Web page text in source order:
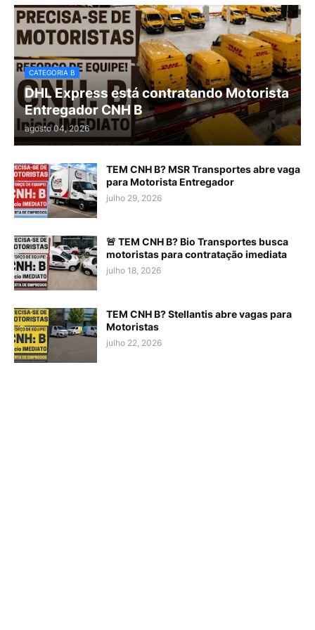
CATEGORIA B
DHL Express está contratando Motorista
Entregador CNH B
agosto 04, 2026
TEM CNH B? MSR Transportes abre vaga
para Motorista Entregador
julho 29, 2026
🚨 TEM CNH B? Bio Transportes busca
motoristas para contratação imediata
julho 18, 2026
TEM CNH B? Stellantis abre vagas para
Motoristas
julho 22, 2026